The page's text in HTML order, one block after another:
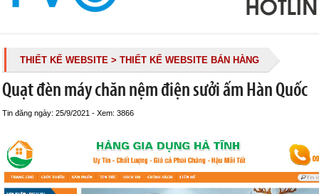
THIẾT KẾ WEBSITE > THIẾT KẾ WEBSITE BÁN HÀNG
Quạt đèn máy chăn nệm điện sưởi ấm Hàn Quốc
Tin đăng ngày: 25/9/2021 - Xem: 3866